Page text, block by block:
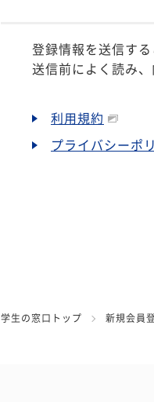
登録情報を送信す
送信前によく読み
利用規約
プライバシーポ
学生の窓口トップ 新規会員